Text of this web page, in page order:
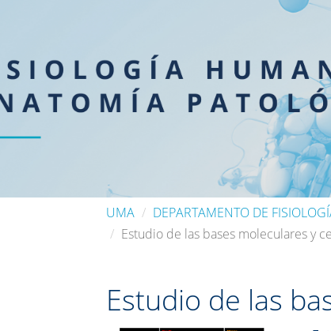
UMA
DEPARTAMENTO DE
Estudio de las bases moleculares y
Estudio de las